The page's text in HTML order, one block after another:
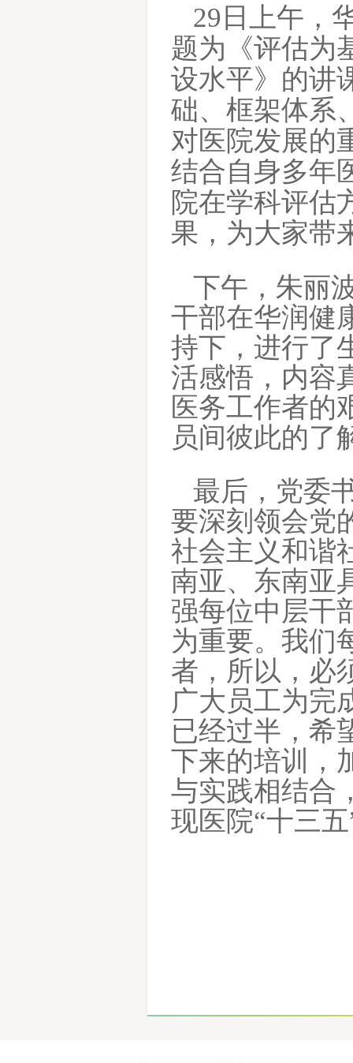
29日上午，
题为《评估为
设水平》的讲
础、框架体系
对医院发展的
结合自身多年
院在学科评估
果 ， 为大家带
下午，朱丽
干部在华润健
持下，进行了
活感悟，内容
医务工作者的
员间彼此的了
最后，党委
要深刻领会党
社会主义和谐
南亚、东南亚
强每位中层干
为重要。我们
者，所以，必
广大员工为完
已经过半，希
下来的培训，
与实践相结合
现医院“十三